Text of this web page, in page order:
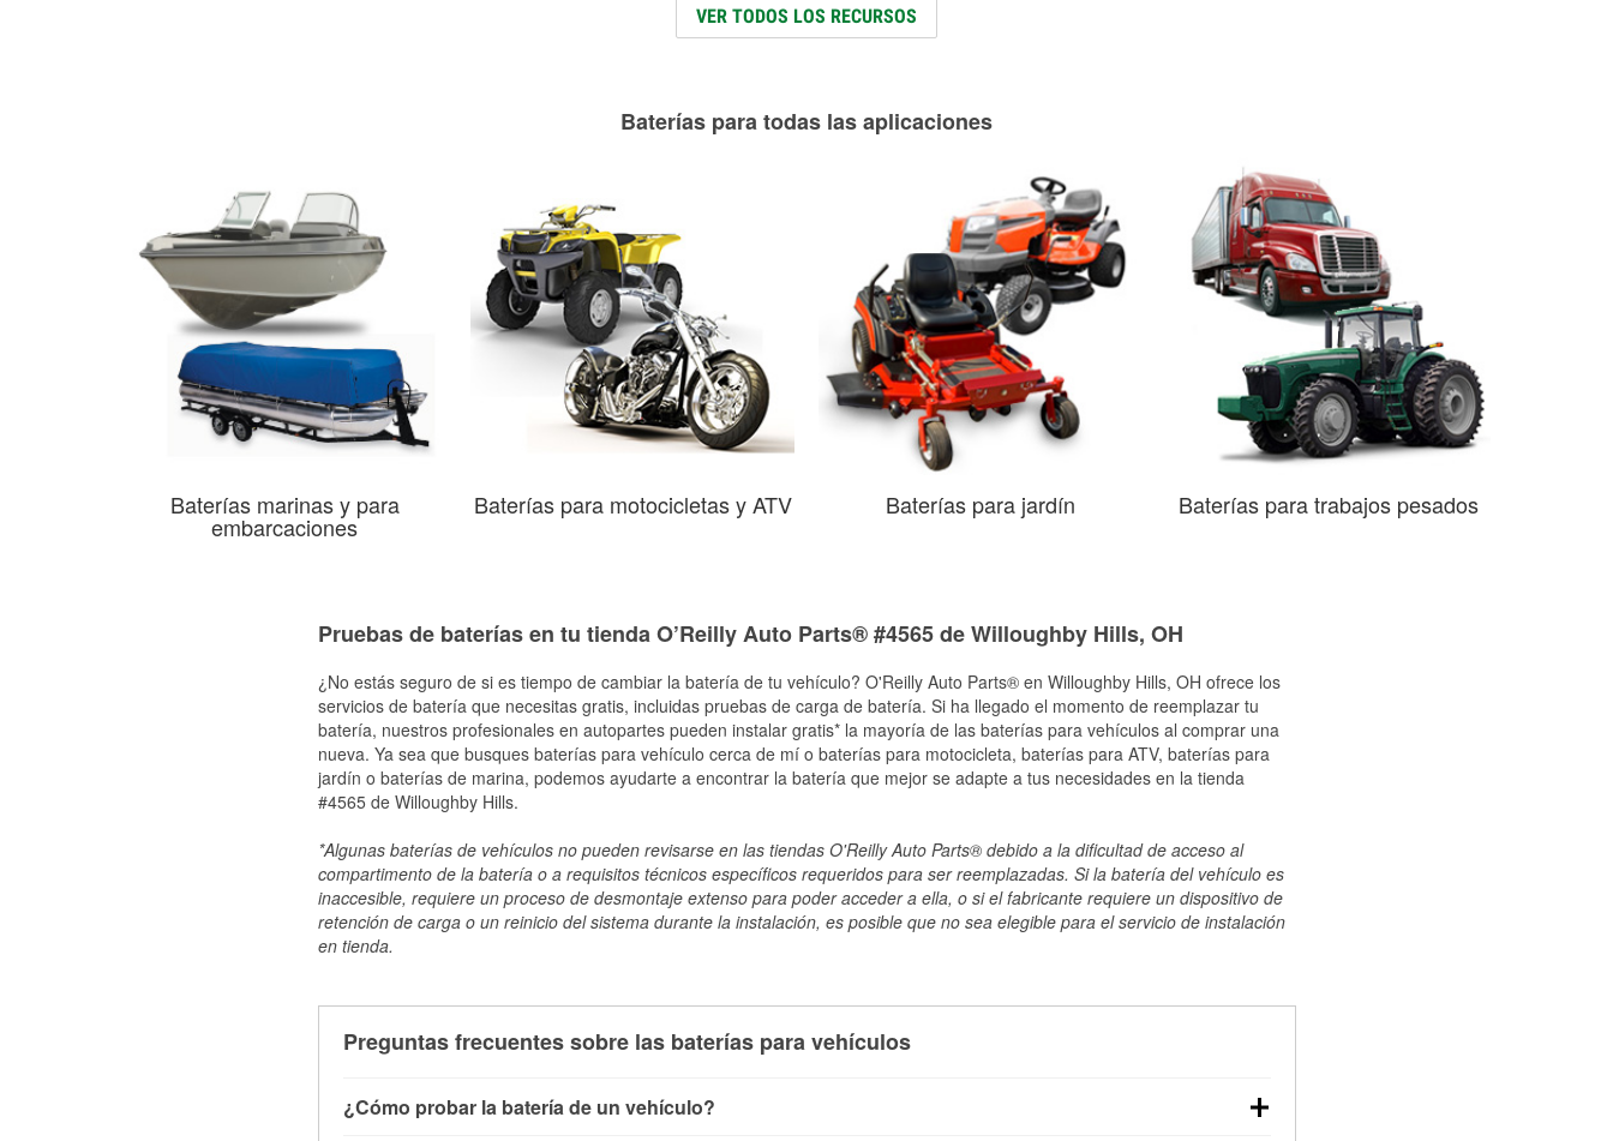
VER TODOS LOS RECURSOS
Baterías para todas las aplicaciones
Baterías marinas y para
embarcaciones
Baterías para motocicletas y ATV Baterías para jardín Baterías para trabajos pesados
Pruebas de baterías en tu tienda O’Reilly Auto Parts® #4565 de Willoughby Hills, OH
¿No estás seguro de si es tiempo de cambiar la batería de tu vehículo? O'Reilly Auto Parts® en Willoughby Hills, OH ofrece los
servicios de batería que necesitas gratis, incluidas pruebas de carga de batería. Si ha llegado el momento de reemplazar tu
batería, nuestros profesionales en autopartes pueden instalar gratis* la mayoría de las baterías para vehículos al comprar una
nueva. Ya sea que busques baterías para vehículo cerca de mí o baterías para motocicleta, baterías para ATV, baterías para
jardín o baterías de marina, podemos ayudarte a encontrar la batería que mejor se adapte a tus necesidades en la tienda
#4565 de Willoughby Hills.
*Algunas baterías de vehículos no pueden revisarse en las tiendas O'Reilly Auto Parts® debido a la dificultad de acceso al
compartimento de la batería o a requisitos técnicos específicos requeridos para ser reemplazadas. Si la batería del vehículo es
inaccesible, requiere un proceso de desmontaje extenso para poder acceder a ella, o si el fabricante requiere un dispositivo de
retención de carga o un reinicio del sistema durante la instalación, es posible que no sea elegible para el servicio de instalación
en tienda.
Preguntas frecuentes sobre las baterías para vehículos
¿Cómo probar la batería de un vehículo?